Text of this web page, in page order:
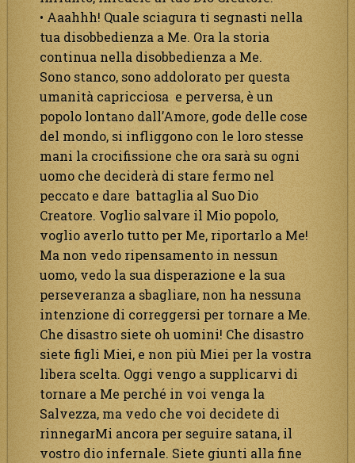
• Aaahhh! Quale sciagura ti segnasti nella
tua disobbedienza a Me. Ora la storia
continua nella disobbedienza a Me.
Sono stanco, sono addolorato per questa
umanità capricciosa e perversa, è un
popolo lontano dall’Amore, gode delle cose
del mondo, si infliggono con le loro stesse
mani la crocifissione che ora sarà su ogni
uomo che deciderà di stare fermo nel
peccato e dare battaglia al Suo Dio
Creatore. Voglio salvare il Mio popolo,
voglio averlo tutto per Me, riportarlo a Me!
Ma non vedo ripensamento in nessun
uomo, vedo la sua disperazione e la sua
perseveranza a sbagliare, non ha nessuna
intenzione di correggersi per tornare a Me.
Che disastro siete oh uomini! Che disastro
siete figli Miei, e non più Miei per la vostra
libera scelta. Oggi vengo a supplicarvi di
tornare a Me perché in voi venga la
Salvezza, ma vedo che voi decidete di
rinnegarMi ancora per seguire satana, il
vostro dio infernale. Siete giunti alla fine